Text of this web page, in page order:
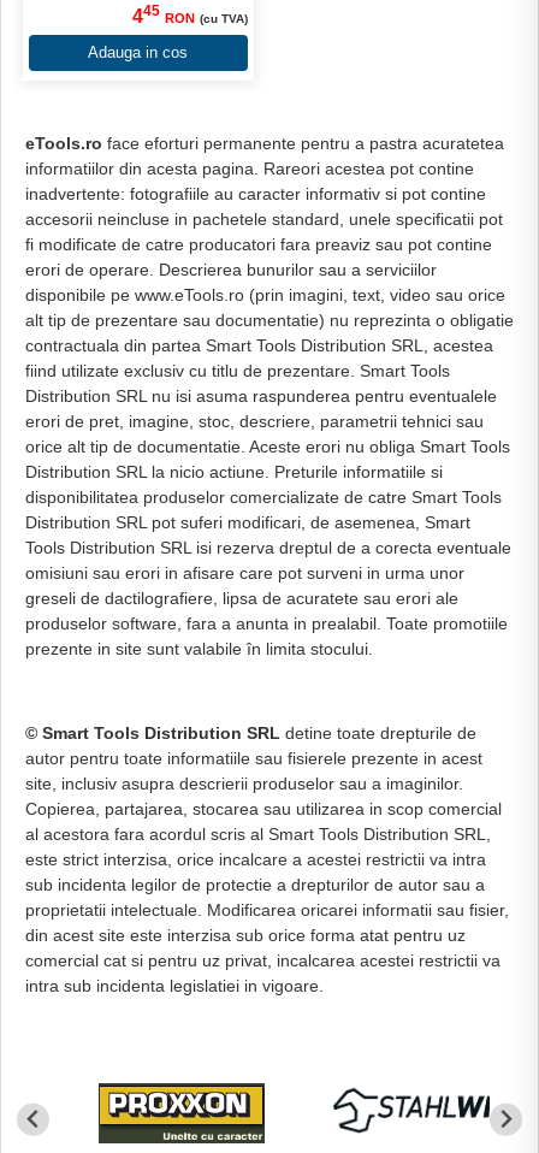
445 RON (cu TVA)
Adauga in cos
eTools.ro face eforturi permanente pentru a pastra acuratetea
informatiilor din acesta pagina. Rareori acestea pot contine
inadvertente: fotografiile au caracter informativ si pot contine
accesorii neincluse in pachetele standard, unele specificatii pot
fi modificate de catre producatori fara preaviz sau pot contine
erori de operare. Descrierea bunurilor sau a serviciilor
disponibile pe www.eTools.ro (prin imagini, text, video sau orice
alt tip de prezentare sau documentatie) nu reprezinta o obligatie
contractuala din partea Smart Tools Distribution SRL, acestea
fiind utilizate exclusiv cu titlu de prezentare. Smart Tools
Distribution SRL nu isi asuma raspunderea pentru eventualele
erori de pret, imagine, stoc, descriere, parametrii tehnici sau
orice alt tip de documentatie. Aceste erori nu obliga Smart Tools
Distribution SRL la nicio actiune. Preturile informatiile si
disponibilitatea produselor comercializate de catre Smart Tools
Distribution SRL pot suferi modificari, de asemenea, Smart
Tools Distribution SRL isi rezerva dreptul de a corecta eventuale
omisiuni sau erori in afisare care pot surveni in urma unor
greseli de dactilografiere, lipsa de acuratete sau erori ale
produselor software, fara a anunta in prealabil. Toate promotiile
prezente in site sunt valabile în limita stocului.
© Smart Tools Distribution SRL detine toate drepturile de
autor pentru toate informatiile sau fisierele prezente in acest
site, inclusiv asupra descrierii produselor sau a imaginilor.
Copierea, partajarea, stocarea sau utilizarea in scop comercial
al acestora fara acordul scris al Smart Tools Distribution SRL,
este strict interzisa, orice incalcare a acestei restrictii va intra
sub incidenta legilor de protectie a drepturilor de autor sau a
proprietatii intelectuale. Modificarea oricarei informatii sau fisier,
din acest site este interzisa sub orice forma atat pentru uz
comercial cat si pentru uz privat, incalcarea acestei restrictii va
intra sub incidenta legislatiei in vigoare.